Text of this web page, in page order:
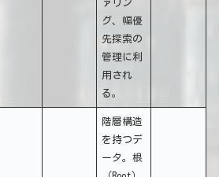
ァリン
グ、幅優
先探索の
管理に利
用され
る。
階層構造
を持つデ
ータ。根